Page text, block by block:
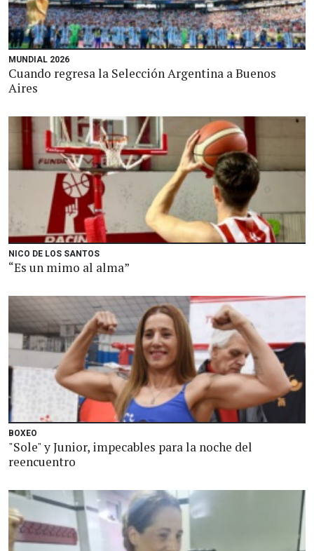
MUNDIAL 2026
Cuando regresa la Selección Argentina a Buenos
Aires
NICO DE LOS SANTOS
“Es un mimo al alma”
BOXEO
"Sole" y Junior, impecables para la noche del
reencuentro